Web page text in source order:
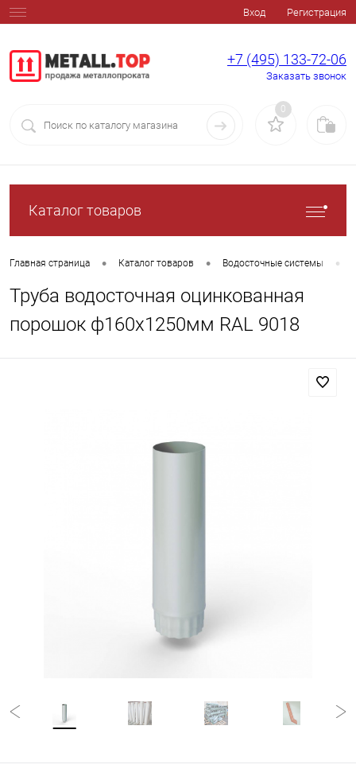
Вход Регистрация
+7 (495) 133-72-06
Заказать звонок
0
Каталог товаров
Главная страница • Каталог товаров • Водосточные системы •
Труба водосточная оцинкованная
порошок ф160х1250мм RAL 9018